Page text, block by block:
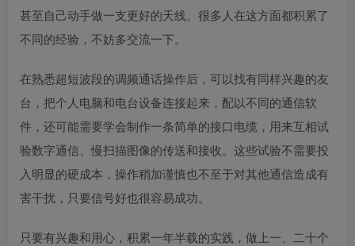
甚至自己动手做一支更好的天线。很多人在这方面都积累了
不同的经验，不妨多交流一下。
在熟悉超短波段的调频通话操作后，可以找有同样兴趣的友
台，把个人电脑和电台设备连接起来，配以不同的通信软
件，还可能需要学会制作一条简单的接口电缆，用来互相试
验数字通信、慢扫描图像的传送和接收。这些试验不需要投
入明显的硬成本，操作稍加谨慎也不至于对其他通信造成有
害干扰，只要信号好也很容易成功。
只要有兴趣和用心，积累一年半载的实践，做上一、二十个